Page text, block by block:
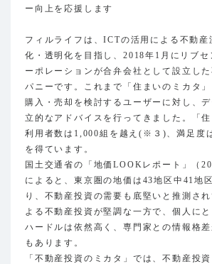
ー向上を応援します
フィルライフは、ICTの活用による不動産
化・透明化を目指し、2018年1月にリブセ
ーポレーションが合弁会社として設立し
パニーです。これまで「住まいのミカタ
購入・売却を検討するユーザーに対し、
立的なアドバイスを行ってきました。「
利用者数は1,000組を越え(※３)、満足度
を得ています。
国土交通省の「地価LOOKレポート」（
によると、東京圏の地価は43地区中41地
り、不動産投資の需要も底堅いと推測さ
よる不動産投資が堅調な一方で、個人に
ハードルは依然高く、専門家との情報格
もあります。
「不動産投資のミカタ」では、不動産投